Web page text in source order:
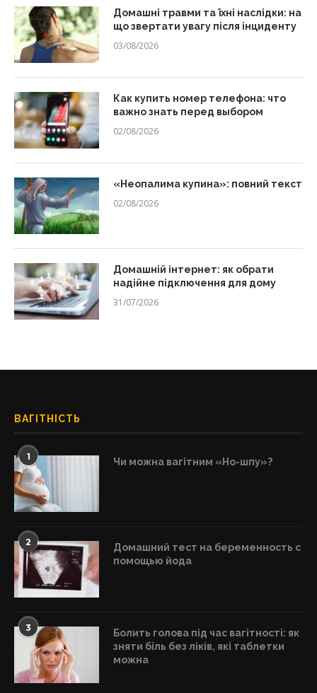
Домашні травми та їхні наслідки: на
що звертати увагу після інциденту
03/08/2026
Как купить номер телефона: что
важно знать перед выбором
02/08/2026
«Неопалима купина»: повний текст
02/08/2026
Домашній інтернет: як обрати
надійне підключення для дому
31/07/2026
ВАГІТНІСТЬ
1 Чи можна вагітним «Но-шпу»?
2
Домашний тест на беременность с
помощью йода
3
Болить голова під час вагітності: як
зняти біль без ліків, які таблетки
можна